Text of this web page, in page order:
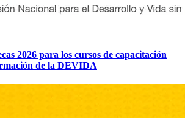
2026 para los cursos de capacitación
de la DEVIDA